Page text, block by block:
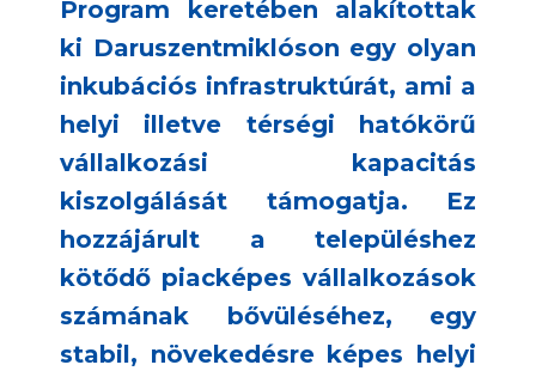
Program keretében alakítottak
ki Daruszentmiklóson egy olyan
inkubációs infrastruktúrát, ami a
helyi illetve térségi hatókörű
vállalkozási kapacitás
kiszolgálását támogatja. Ez
hozzájárult a településhez
kötődő piacképes vállalkozások
számának bővüléséhez, egy
stabil, növekedésre képes helyi